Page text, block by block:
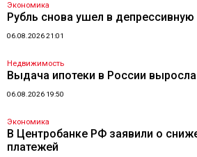
Экономика
Рубль снова ушел в депрессивную
06.08.2026 21:01
Недвижимость
Выдача ипотеки в России выросла
06.08.2026 19:50
Экономика
В Центробанке РФ заявили о
платежей